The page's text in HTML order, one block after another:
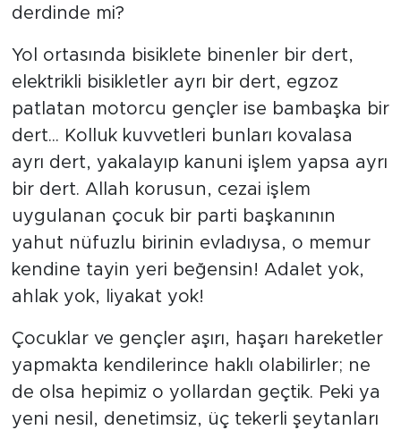
derdinde mi?
Yol ortasında bisiklete binenler bir dert,
elektrikli bisikletler ayrı bir dert, egzoz
patlatan motorcu gençler ise bambaşka bir
dert... Kolluk kuvvetleri bunları kovalasa
ayrı dert, yakalayıp kanuni işlem yapsa ayrı
bir dert. Allah korusun, cezai işlem
uygulanan çocuk bir parti başkanının
yahut nüfuzlu birinin evladıysa, o memur
kendine tayin yeri beğensin! Adalet yok,
ahlak yok, liyakat yok!
Çocuklar ve gençler aşırı, haşarı hareketler
yapmakta kendilerince haklı olabilirler; ne
de olsa hepimiz o yollardan geçtik. Peki ya
yeni nesil, denetimsiz, üç tekerli şeytanları